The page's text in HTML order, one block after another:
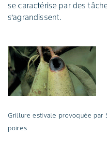
se caractérise par des
s’agrandissent.
Grillure estivale provoquée par
poires